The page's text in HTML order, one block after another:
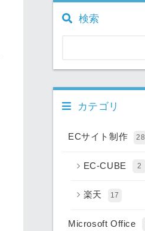
検索
カテゴリ
ECサイト制作 28
EC-CUBE 2
楽天 17
Microsoft Office